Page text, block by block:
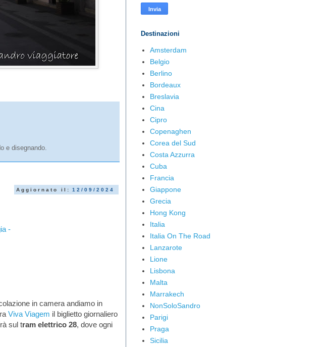
e disegnando.
Aggiornato il: 12/09/2024
-
in camera andiamo in
Viva Viagem il biglietto giornaliero
sul tram elettrico 28, dove ogni
Destinazioni
Amsterdam
Belgio
Berlino
Bordeaux
Breslavia
Cina
Cipro
Copenaghen
Corea del Sud
Costa Azzurra
Cuba
Francia
Giappone
Grecia
Hong Kong
Italia
Italia On The Road
Lanzarote
Lione
Lisbona
Malta
Marrakech
NonSoloSandro
Parigi
Praga
Sicilia